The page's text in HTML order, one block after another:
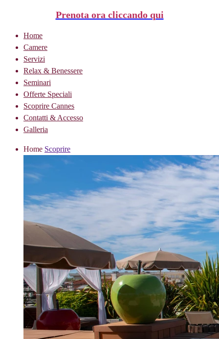
Prenota ora cliccando qui
Home
Camere
Servizi
Relax & Benessere
Seminari
Offerte Speciali
Scoprire Cannes
Contatti & Accesso
Galleria
Home Scoprire